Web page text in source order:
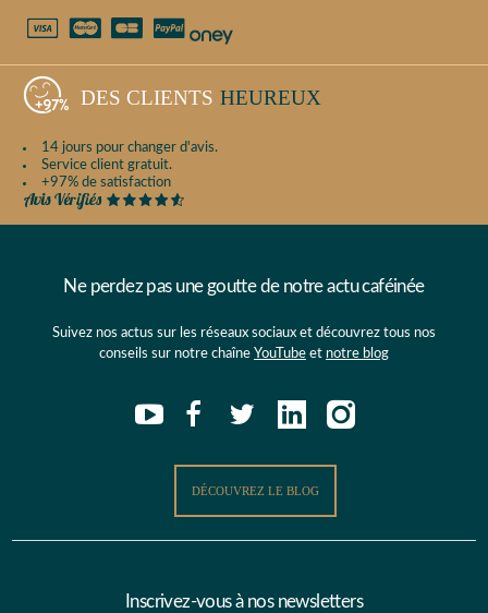
DES CLIENTS HEUREUX
14 jours pour changer d'avis.
Service client gratuit.
+97% de satisfaction
Ne perdez pas une goutte de notre actu caféinée
Suivez nos actus sur les réseaux sociaux et découvrez tous nos
conseils sur notre chaîne YouTube et notre blog
DÉCOUVREZ LE BLOG
Inscrivez-vous à nos newsletters